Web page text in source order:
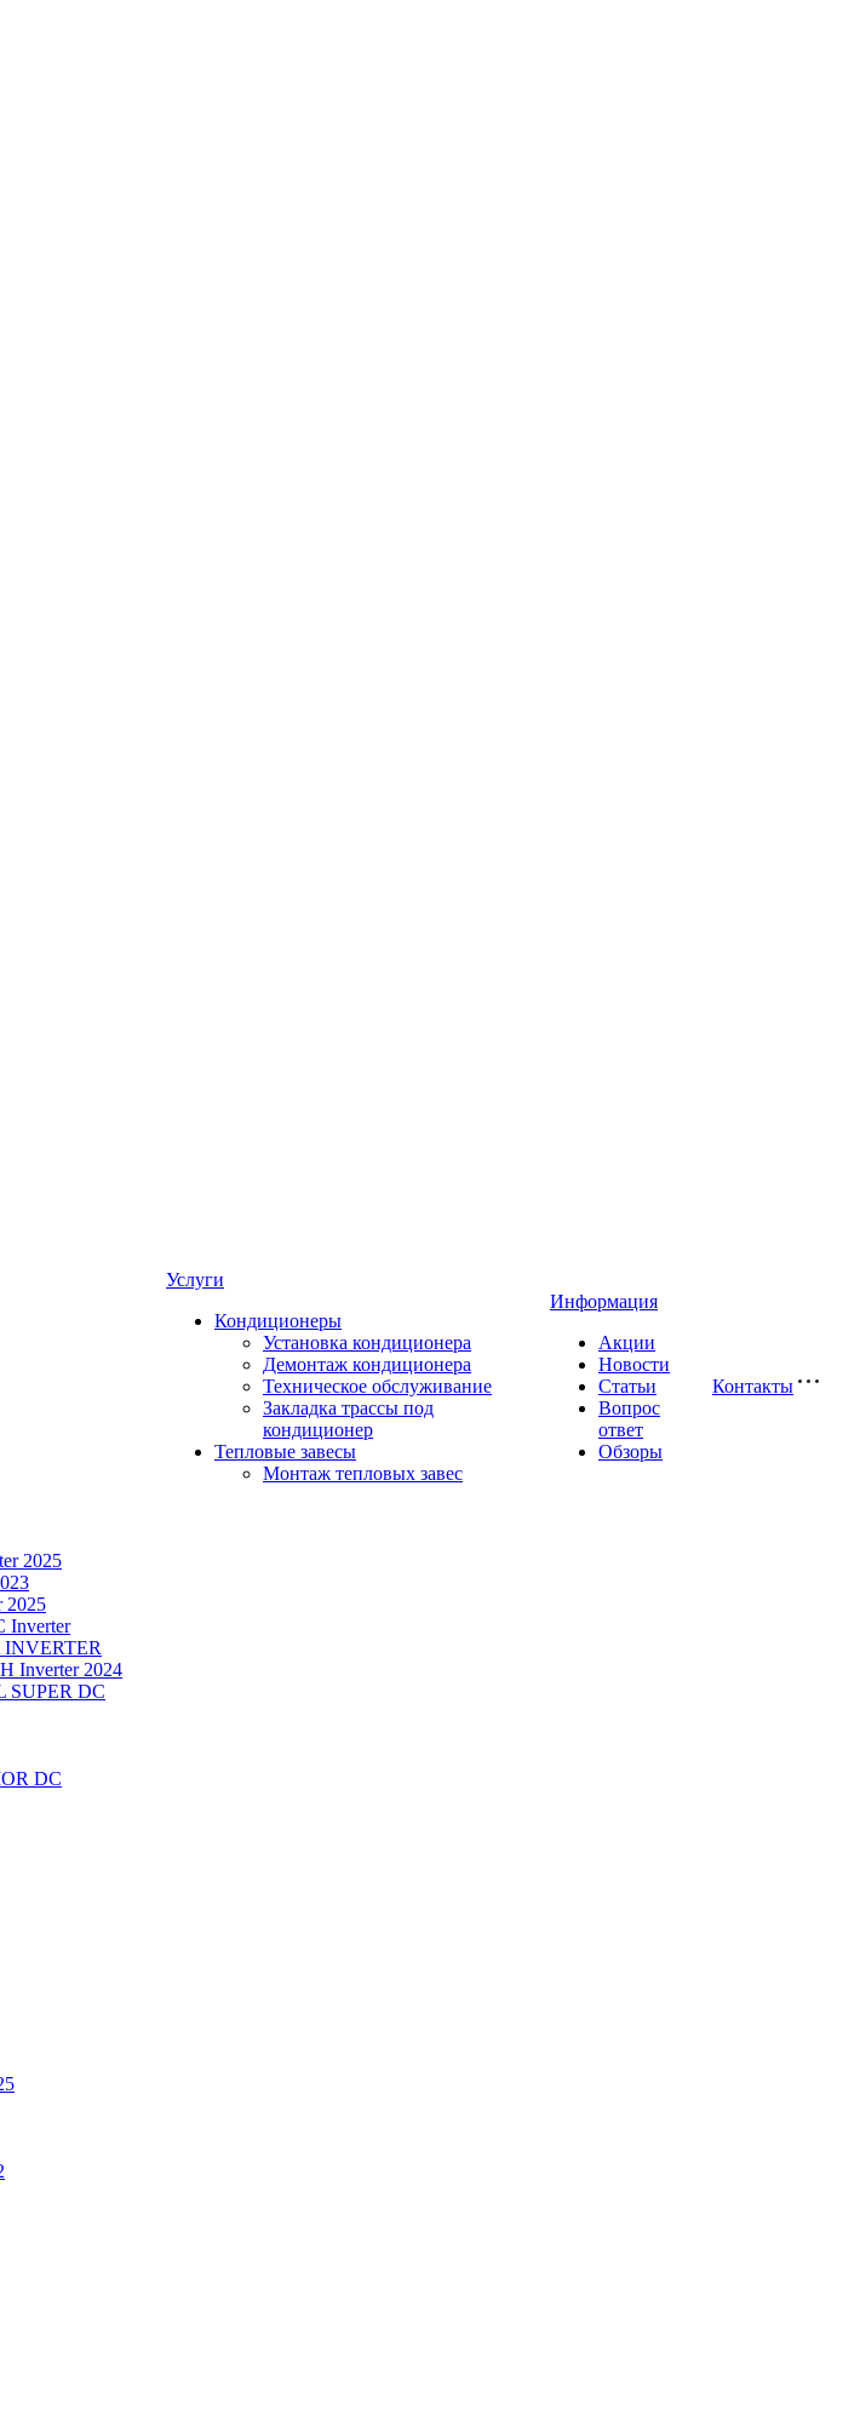
2025
2025
Inverter
INVERTER
Inverter 2024
SUPER DC
DC
Услуги
Кондиционеры
Установка кондиционера
Демонтаж кондиционера
Техническое обслуживание
Закладка трассы под
кондиционер
Тепловые завесы
Монтаж тепловых завес
Информация
Акции
Новости
Статьи
Вопрос
ответ
Обзоры
Контакты